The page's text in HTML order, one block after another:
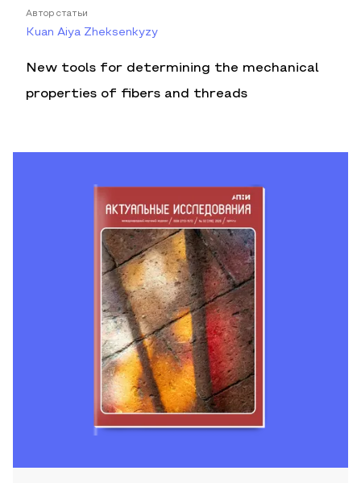
Автор статьи
Kuan Aiya Zheksenkyzy
New tools for determining the mechanical
properties of fibers and threads